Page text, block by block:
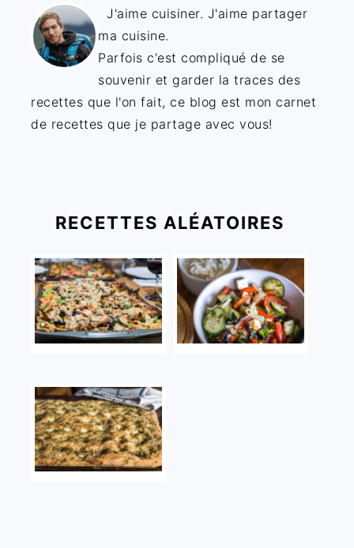
J'aime cuisiner. J'aime partager
ma cuisine.
Parfois c'est compliqué de se
souvenir et garder la traces des
recettes que l'on fait, ce blog est mon carnet
de recettes que je partage avec vous!
RECETTES ALÉATOIRES